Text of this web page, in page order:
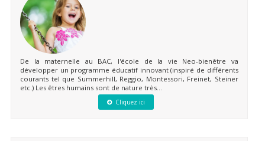
De la maternelle au BAC, l'école de la vie Neo-bienêtre va
développer un programme éducatif innovant (inspiré de différents
courants tel que Summerhill, Reggio, Montessori, Freinet, Steiner
etc.) Les êtres humains sont de nature très...
Cliquez ici